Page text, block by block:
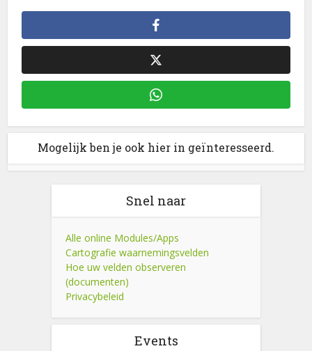
Mogelijk ben je ook hier in geïnteresseerd.
Snel naar
Alle online Modules/Apps
Cartografie waarnemingsvelden
Hoe uw velden observeren
(documenten)
Privacybeleid
Events